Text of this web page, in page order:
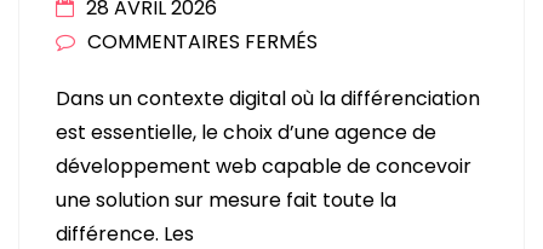
28 AVRIL 2026
COMMENTAIRES FERMÉS
DE
DÉVELOPPEMENT
WEB
Dans un contexte digital où la différenciation
est essentielle, le choix d’une agence de
développement web capable de concevoir
une solution sur mesure fait toute la
différence. Les